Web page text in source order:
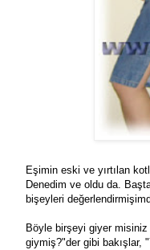
Eşimin eski ve yırtılan
Denedim ve oldu da.
bişeyleri
Böyle birşeyi giyer
giymiş?"der gibi bakışlar,